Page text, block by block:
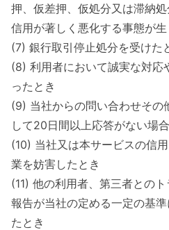
押、仮差押、仮処分又は滞納
信用が著しく悪化する事態が生
(7) 銀行取引停止処分を受けた
(8) 利用者において誠実な対応
ったとき
(9) 当社からの問い合わせその
して20日間以上応答がない場合
(10) 当社又は本サービスの信
業を妨害したとき
(11) 他の利用者、第三者との
報告が当社の定める一定の基
たとき